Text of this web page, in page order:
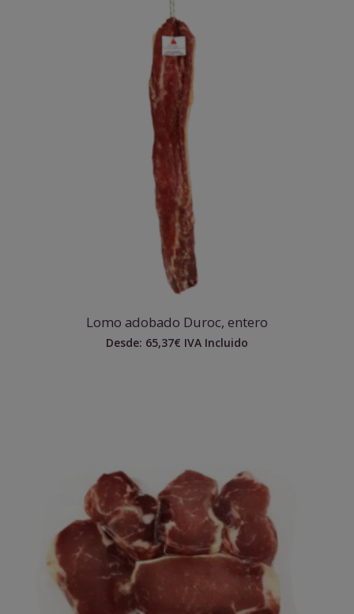
Lomo adobado Duroc, entero
Desde: 65,37€ IVA Incluido